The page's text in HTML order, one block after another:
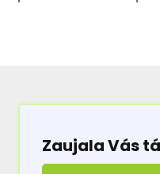
Zaujala Vás